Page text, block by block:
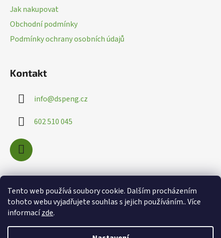
Tento web používá soubory cookie. Dalším procházením
tohoto webu vyjadřujete souhlas s jejich používáním.. Více
informacízde.
Jak nakupovat
Obchodní podmínky
Podmínky ochrany osobních údajů
Kontakt
info@dspeng.cz
602 510 045
Nákupní košík